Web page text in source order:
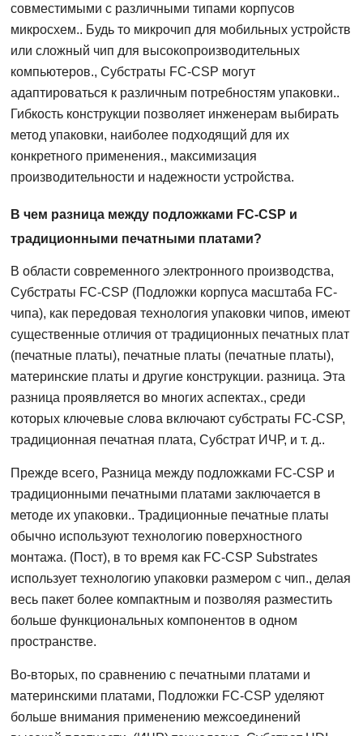
совместимыми с различными типами корпусов
микросхем.. Будь то микрочип для мобильных устройств
или сложный чип для высокопроизводительных
компьютеров., Субстраты FC-CSP могут
адаптироваться к различным потребностям упаковки..
Гибкость конструкции позволяет инженерам выбирать
метод упаковки, наиболее подходящий для их
конкретного применения., максимизация
производительности и надежности устройства.
В чем разница между подложками FC-CSP и
традиционными печатными платами?
В области современного электронного производства,
Субстраты FC-CSP (Подложки корпуса масштаба FC-
чипа), как передовая технология упаковки чипов, имеют
существенные отличия от традиционных печатных плат
(печатные платы), печатные платы (печатные платы),
материнские платы и другие конструкции. разница. Эта
разница проявляется во многих аспектах., среди
которых ключевые слова включают субстраты FC-CSP,
традиционная печатная плата, Субстрат ИЧР, и т. д..
Прежде всего, Разница между подложками FC-CSP и
традиционными печатными платами заключается в
методе их упаковки.. Традиционные печатные платы
обычно используют технологию поверхностного
монтажа. (Пост), в то время как FC-CSP Substrates
использует технологию упаковки размером с чип., делая
весь пакет более компактным и позволяя разместить
больше функциональных компонентов в одном
пространстве.
Во-вторых, по сравнению с печатными платами и
материнскими платами, Подложки FC-CSP уделяют
больше внимания применению межсоединений